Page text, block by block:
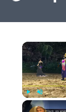
Play Unmute